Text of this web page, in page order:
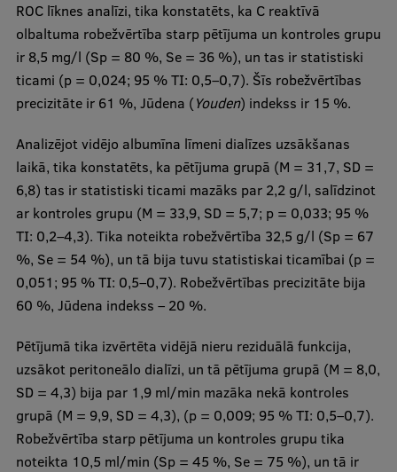
ROC līknes analīzi, tika konstatēts, ka C reaktīvā
olbaltuma robežvērtība starp pētījuma un kontroles grupu
ir 8,5 mg/l (Sp = 80 %, Se = 36 %), un tas ir statistiski
ticami (p = 0,024; 95 % TI: 0,5–0,7). Šīs robežvērtības
precizitāte ir 61 %, Jūdena (Youden) indekss ir 15 %.
Analizējot vidējo albumīna līmeni dialīzes uzsākšanas
laikā, tika konstatēts, ka pētījuma grupā (M = 31,7, SD =
6,8) tas ir statistiski ticami mazāks par 2,2 g/l, salīdzinot
ar kontroles grupu (M = 33,9, SD = 5,7; p = 0,033; 95 %
TI: 0,2–4,3). Tika noteikta robežvērtība 32,5 g/l (Sp = 67
%, Se = 54 %), un tā bija tuvu statistiskai ticamībai (p =
0,051; 95 % TI: 0,5–0,7). Robežvērtības precizitāte bija
60 %, Jūdena indekss – 20 %.
Pētījumā tika izvērtēta vidējā nieru reziduālā funkcija,
uzsākot peritoneālo dialīzi, un tā pētījuma grupā (M = 8,0,
SD = 4,3) bija par 1,9 ml/min mazāka nekā kontroles
grupā (M = 9,9, SD = 4,3), (p = 0,009; 95 % TI: 0,5–0,7).
Robežvērtība starp pētījuma un kontroles grupu tika
noteikta 10,5 ml/min (Sp = 45 %, Se = 75 %), un tā ir